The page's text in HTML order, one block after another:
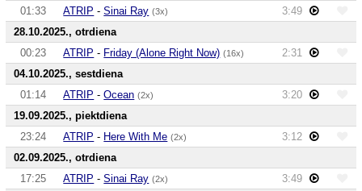
01:33
ATRIP -Sinai Ray (3x)
3:49
28.10.2025., otrdiena
00:23
ATRIP - Friday (Alone Right Now) (16x)
2:31
04.10.2025., sestdiena
01:14
ATRIP -Ocean (2x)
3:20
19.09.2025., piektdiena
23:24
ATRIP - Here With Me (2x)
3:12
02.09.2025., otrdiena
17:25
ATRIP -Sinai Ray (2x)
3:49